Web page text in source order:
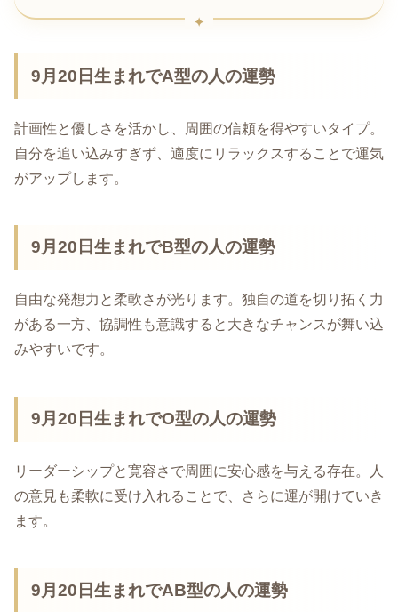
9月20日生まれでA型の人の運勢
計画性と優しさを活かし、周囲の信頼を得やすいタイプ。
自分を追い込みすぎず、適度にリラックスすることで運気
がアップします。
9月20日生まれでB型の人の運勢
自由な発想力と柔軟さが光ります。独自の道を切り拓く力
がある一方、協調性も意識すると大きなチャンスが舞い込
みやすいです。
9月20日生まれでO型の人の運勢
リーダーシップと寛容さで周囲に安心感を与える存在。人
の意見も柔軟に受け入れることで、さらに運が開けていき
ます。
9月20日生まれでAB型の人の運勢